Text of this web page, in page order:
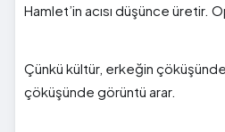
Hamlet’in acısı düşünce üretir.
Çünkü kültür, erkeğin çöküşünde
çöküşünde görüntü arar.